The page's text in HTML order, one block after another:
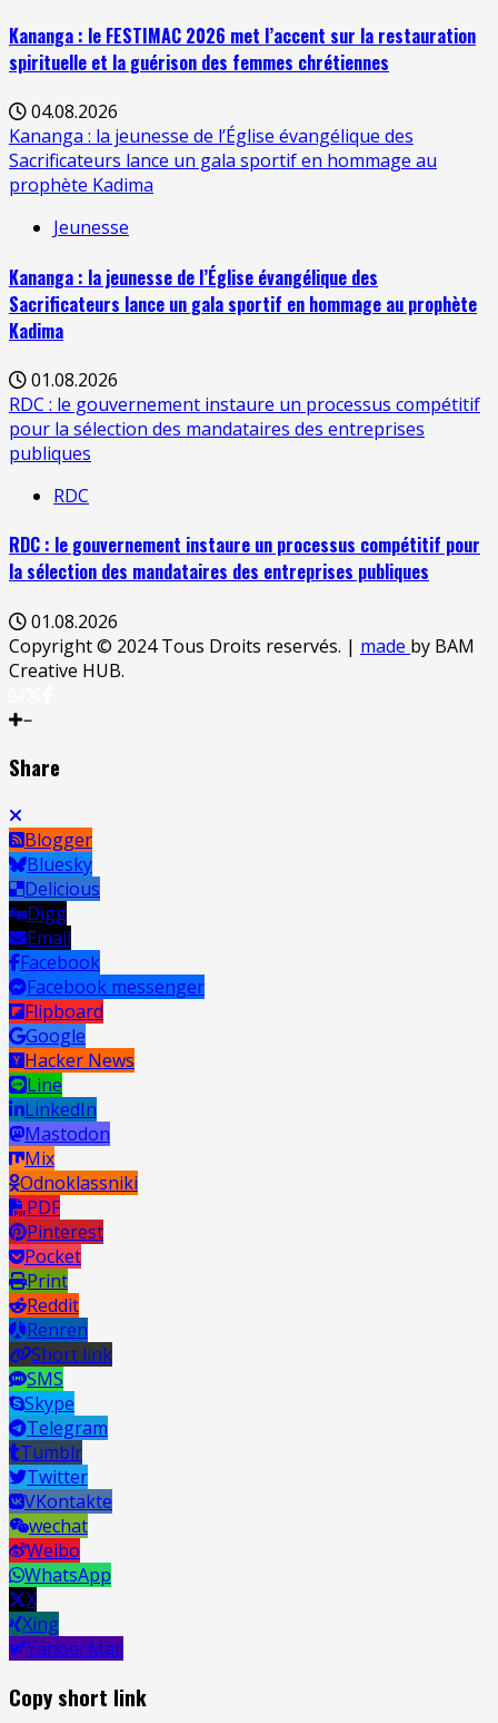
Kananga : le FESTIMAC 2026 met l’accent sur la restauration
spirituelle et la guérison des femmes chrétiennes
04.08.2026
Kananga : la jeunesse de l’Église évangélique des
Sacrificateurs lance un gala sportif en hommage au
prophète Kadima
Jeunesse
Kananga : la jeunesse de l’Église évangélique des
Sacrificateurs lance un gala sportif en hommage au prophète
Kadima
01.08.2026
RDC : le gouvernement instaure un processus compétitif
pour la sélection des mandataires des entreprises
publiques
RDC
RDC : le gouvernement instaure un processus compétitif pour
la sélection des mandataires des entreprises publiques
01.08.2026
Copyright © 2024 Tous Droits reservés. | made by BAM
Creative HUB.
Share
Blogger
Bluesky
Delicious
Digg
Email
Facebook
Facebook messenger
Flipboard
Google
Hacker News
Line
LinkedIn
Mastodon
Mix
Odnoklassniki
PDF
Pinterest
Pocket
Print
Reddit
Renren
Short link
SMS
Skype
Telegram
Tumblr
Twitter
VKontakte
wechat
Weibo
WhatsApp
X
Xing
Yahoo! Mail
Copy short link